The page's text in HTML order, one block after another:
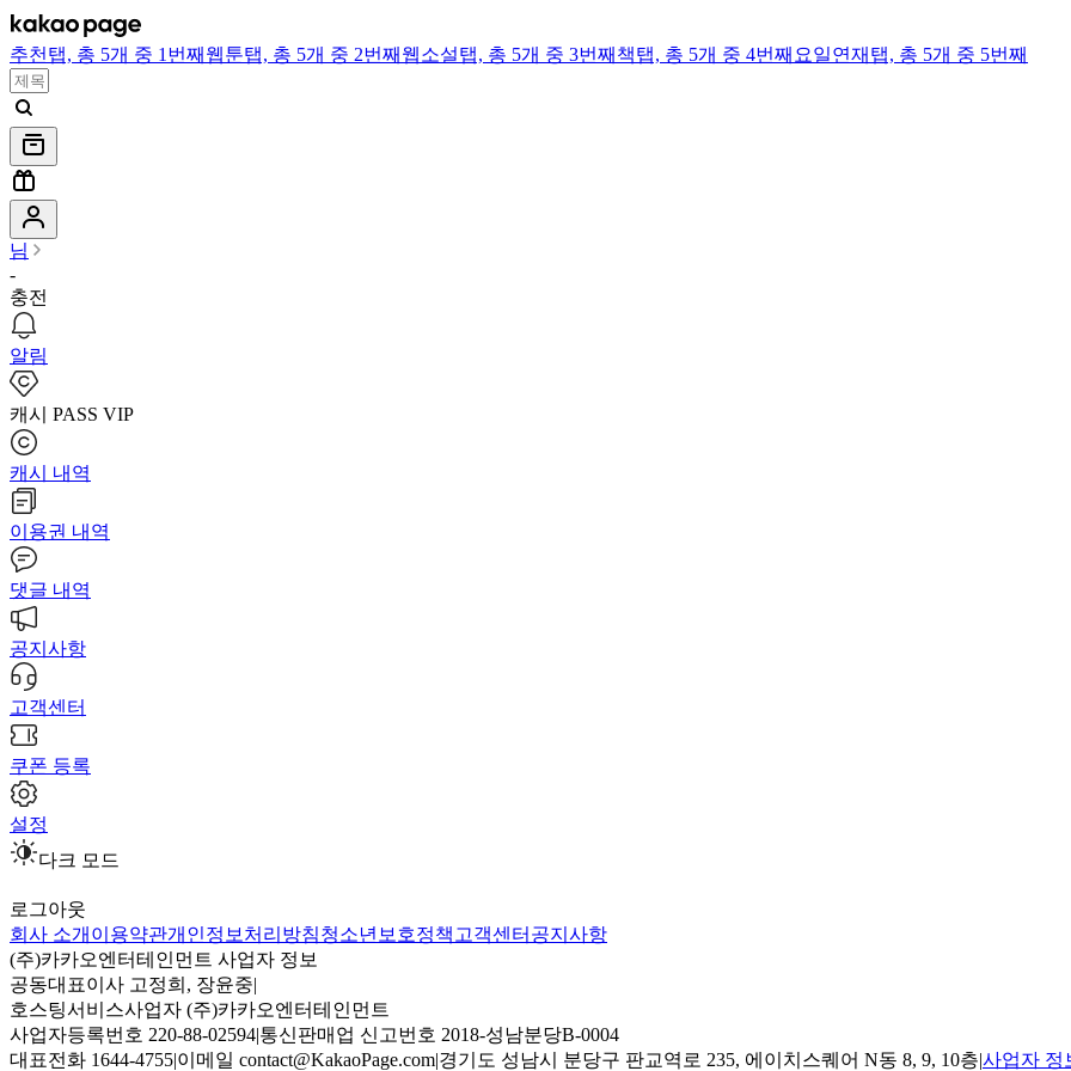
추천 탭, 총 5개 중 1번째 웹툰탭, 총 5개 중 2번째 웹소설탭, 총 5개 중 3번째 책탭, 총 5개 중 4번째 요일연재 탭, 총 5개 중 5번째
님
-
충전
알림
캐시 PASS VIP
캐시 내역
이용권 내역
댓글 내역
공지사항
고객센터
쿠폰 등록
설정
다크 모드
로그아웃
회사 소개 이용약관개인정보처리방침청소년보호정책 고객센터 공지사항
(주)카카오엔터테인먼트 사업자 정보
공동대표이사 고정희, 장윤중|
호스팅서비스사업자 (주)카카오엔터테인먼트
사업자등록번호 220-88-02594|통신판매업 신고번호 2018-성남분당B-0004
대표전화 1644-4755|이메일 contact@KakaoPage.com|경기도 성남시 분당구 판교역로 235, 에이치스퀘어 N동 8, 9, 10층|사업자 정